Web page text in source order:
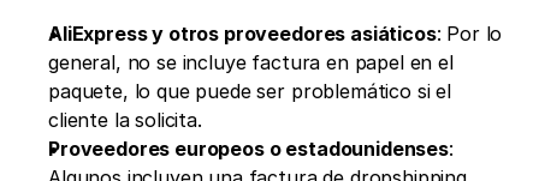
AliExpress y otros proveedores asiáticos: Por lo
general, no se incluye factura en papel en el
paquete, lo que puede ser problemático si el
cliente la solicita.
Proveedores europeos o estadounidenses: